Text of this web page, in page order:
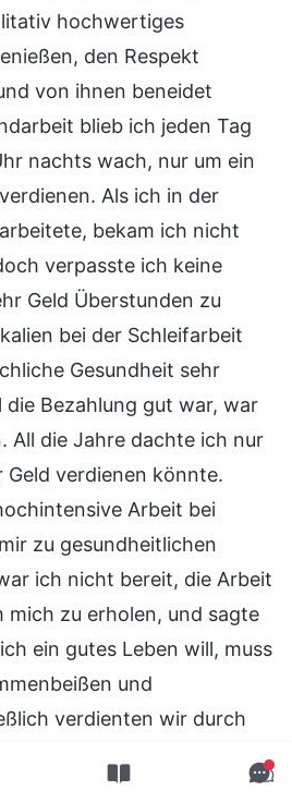
hochwertiges
den Respekt
von ihnen beneidet
blieb ich jeden Tag
nachts wach, nur um ein
Als ich in der
bekam ich nicht
verpasste ich keine
Geld Überstunden zu
bei der Schleifarbeit
Gesundheit sehr
die Bezahlung gut war, war
All die Jahre dachte ich nur
Geld verdienen könnte.
Arbeit bei
zu gesundheitlichen
ich nicht bereit, die Arbeit
mich zu erholen, und sagte
ein gutes Leben will, muss
und
verdienten wir durch
unserer Nachbarn,